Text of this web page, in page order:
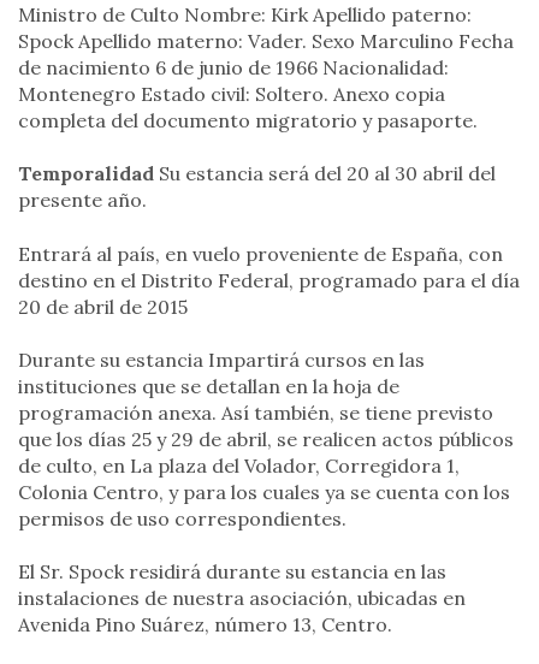
Ministro de Culto Nombre: Kirk Apellido paterno:
Spock Apellido materno: Vader. Sexo Marculino Fecha
de nacimiento 6 de junio de 1966 Nacionalidad:
Montenegro Estado civil: Soltero. Anexo copia
completa del documento migratorio y pasaporte.
Temporalidad Su estancia será del 20 al 30 abril del
presente año.
Entrará al país, en vuelo proveniente de España, con
destino en el Distrito Federal, programado para el día
20 de abril de 2015
Durante su estancia Impartirá cursos en las
instituciones que se detallan en la hoja de
programación anexa. Así también, se tiene previsto
que los días 25 y 29 de abril, se realicen actos públicos
de culto, en La plaza del Volador, Corregidora 1,
Colonia Centro, y para los cuales ya se cuenta con los
permisos de uso correspondientes.
El Sr. Spock residirá durante su estancia en las
instalaciones de nuestra asociación, ubicadas en
Avenida Pino Suárez, número 13, Centro.